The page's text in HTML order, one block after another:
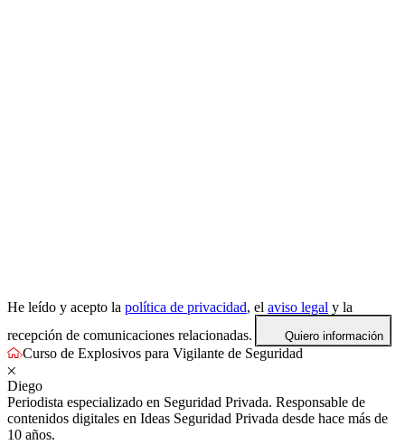
He leído y acepto la política de privacidad, el aviso legal y la
recepción de comunicaciones relacionadas.
Quiero información
Curso de Explosivos para Vigilante de Seguridad
Diego
Periodista especializado en Seguridad Privada. Responsable de
contenidos digitales en Ideas Seguridad Privada desde hace más de
10 años.